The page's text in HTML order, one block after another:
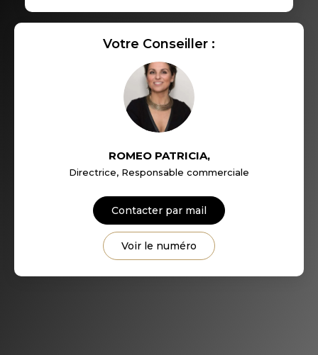
RÉSULTATS DES LYCÉES
RESTAURANTS ET CAFÉS
MÉDECINS
Votre Conseiller :
ROMEO PATRICIA,
Directrice, Responsable commerciale
Contacter par mail
Voir le numéro